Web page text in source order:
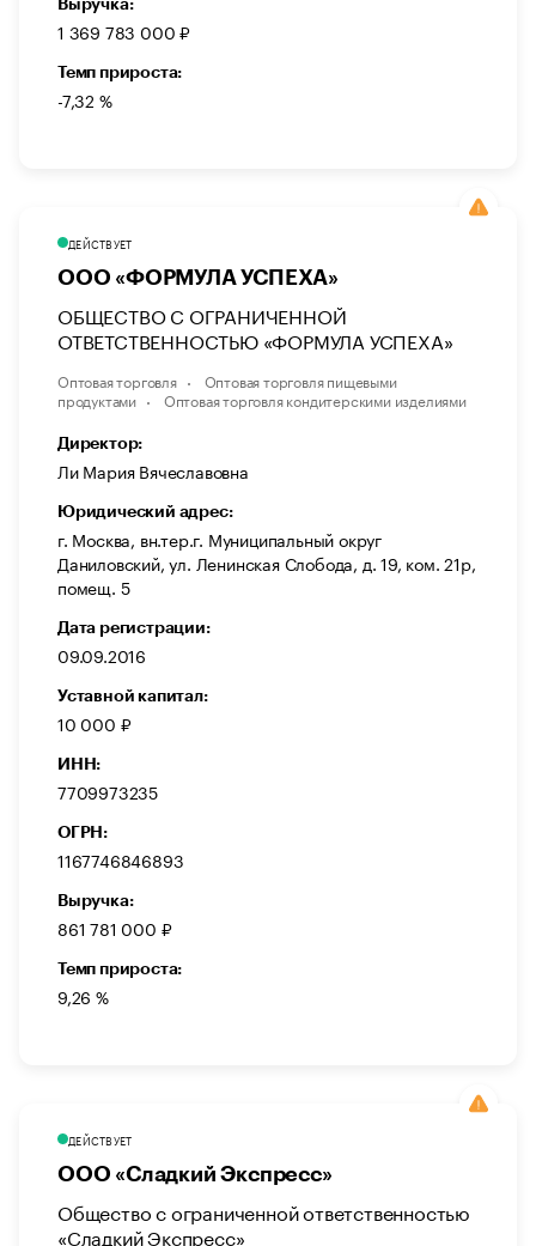
1 369 783 000 ₽
Темп прироста:
-7,32 %
ДЕЙСТВУЕТ
ООО «ФОРМУЛА УСПЕХА»
ОБЩЕСТВО С ОГРАНИЧЕННОЙ
ОТВЕТСТВЕННОСТЬЮ «ФОРМУЛА УСПЕХА»
Оптовая торговля
Оптовая торговля пищевыми
продуктами
Оптовая торговля кондитерскими изделиями
Директор:
Ли Мария Вячеславовна
Юридический адрес:
г. Москва, вн.тер.г. Муниципальный округ
Даниловский, ул. Ленинская Слобода, д. 19, ком. 21р,
помещ. 5
Дата регистрации:
09.09.2016
Уставной капитал:
10 000 ₽
ИНН:
7709973235
ОГРН:
1167746846893
Выручка:
861 781 000 ₽
Темп прироста:
9,26 %
ДЕЙСТВУЕТ
ООО «Сладкий Экспресс»
Общество с ограниченной ответственностью
«Сладкий Экспресс»